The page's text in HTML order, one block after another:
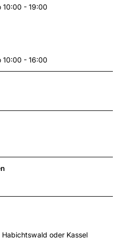
10:00 - 19:00
10:00 - 16:00
oder Kassel